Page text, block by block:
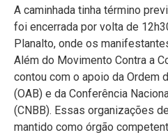
A caminhada tinha término
foi encerrada por volta de
Planalto, onde os
Além do Movimento Contra a
contou com o apoio da Ordem
(OAB) e da Conferência
(CNBB). Essas organizações
mantido como órgão